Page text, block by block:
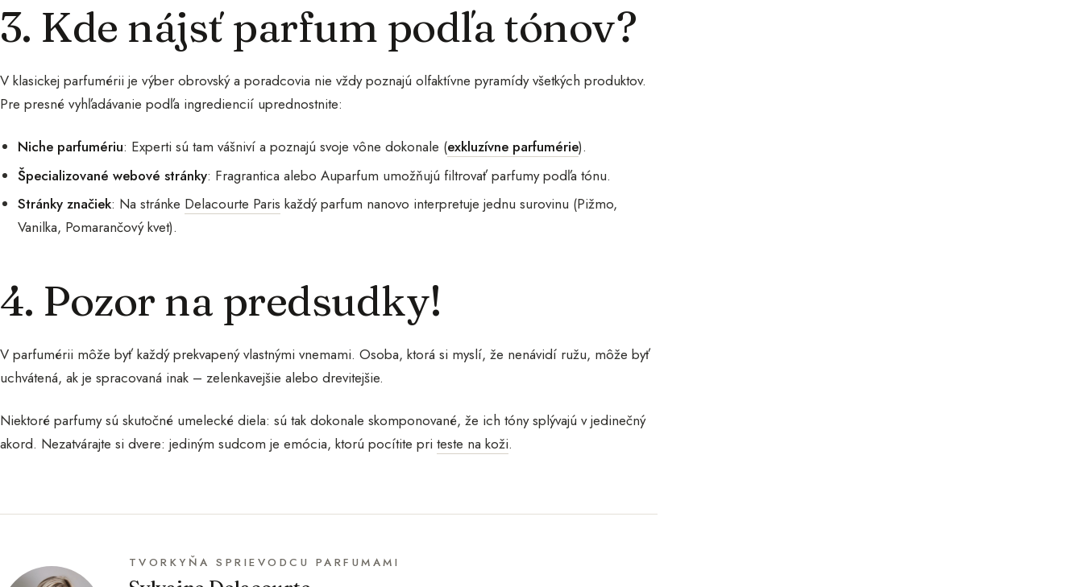
3. Kde nájsť parfum podľa tónov?
V klasickej parfumérii je výber obrovský a poradcovia nie vždy poznajú olfaktívne pyramídy všetkých produktov.
Pre presné vyhľadávanie podľa ingrediencií uprednostnite:
Niche parfumériu: Experti sú tam vášniví a poznajú svoje vône dokonale (exkluzívne parfumérie).
Špecializované webové stránky: Fragrantica alebo Auparfum umožňujú filtrovať parfumy podľa tónu.
Stránky značiek: Na stránke Delacourte Paris každý parfum nanovo interpretuje jednu surovinu (Pižmo,
Vanilka, Pomarančový kvet).
4. Pozor na predsudky!
V parfumérii môže byť každý prekvapený vlastnými vnemami. Osoba, ktorá si myslí, že nenávidí ružu, môže byť
uchvátená, ak je spracovaná inak – zelenkavejšie alebo drevitejšie.
Niektoré parfumy sú skutočné umelecké diela: sú tak dokonale skomponované, že ich tóny splývajú v jedinečný
akord. Nezatvárajte si dvere: jediným sudcom je emócia, ktorú pocítite pri teste na koži.
TVORKYŇA SPRIEVODCU PARFUMAMI